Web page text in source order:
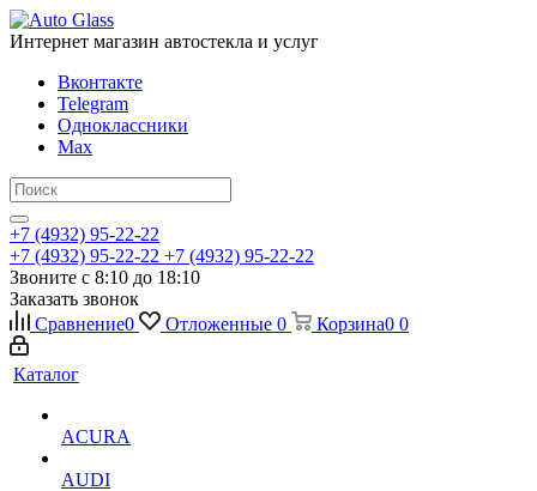
Интернет магазин автостекла и услуг
Вконтакте
Telegram
Одноклассники
Max
+7 (4932) 95-22-22
+7 (4932) 95-22-22 +7 (4932) 95-22-22
Звоните с 8:10 до 18:10
Заказать звонок
Сравнение0 Отложенные 0 Корзина0 0
Каталог
ACURA
AUDI